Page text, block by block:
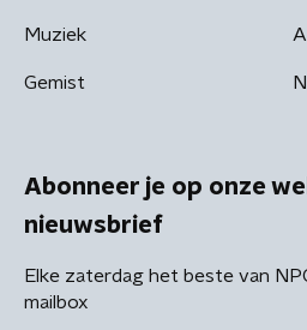
Muziek
Gemist
Abonneer je op onze
nieuwsbrief
Elke zaterdag het beste van
mailbox